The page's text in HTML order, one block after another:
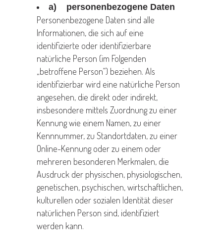
a) personenbezogene Daten
Personenbezogene Daten sind alle
Informationen, die sich auf eine
identifizierte oder identifizierbare
natürliche Person (im Folgenden
„betroffene Person“) beziehen. Als
identifizierbar wird eine natürliche Person
angesehen, die direkt oder indirekt,
insbesondere mittels Zuordnung zu einer
Kennung wie einem Namen, zu einer
Kennnummer, zu Standortdaten, zu einer
Online-Kennung oder zu einem oder
mehreren besonderen Merkmalen, die
Ausdruck der physischen, physiologischen,
genetischen, psychischen, wirtschaftlichen,
kulturellen oder sozialen Identität dieser
natürlichen Person sind, identifiziert
werden kann.